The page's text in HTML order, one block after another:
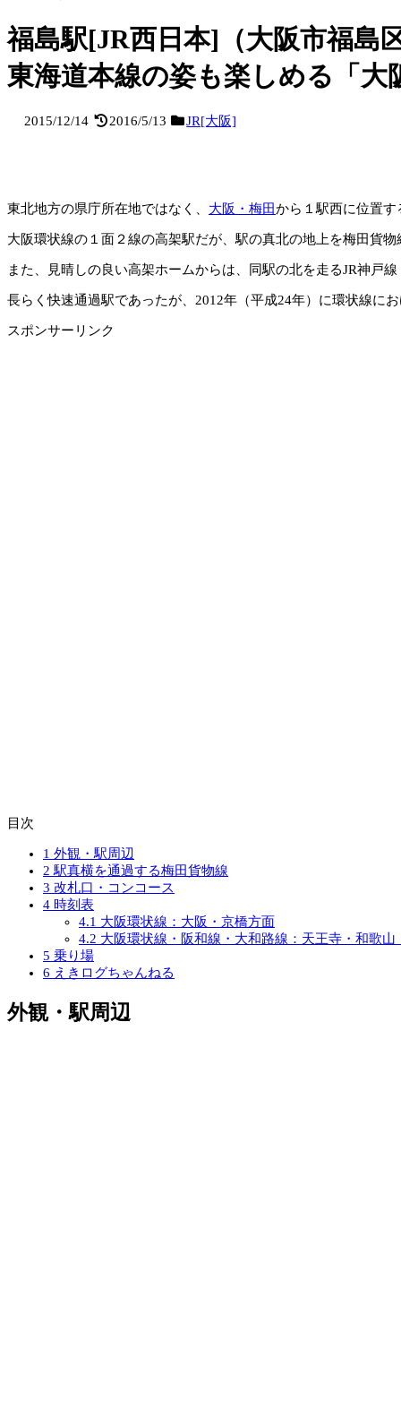
福島駅[JR西日本]（大阪市福島
東海道本線の姿も楽しめる「大
2015/12/14 2016/5/13 JR[大阪]
東北地方の県庁所在地ではなく、 大阪・梅田から１駅西に位置す
大阪環状線の１面２線の高架駅だが、駅の真北の地上を梅田貨
また、見晴しの良い高架ホームからは、同駅の北を走るJR神戸
長らく快速通過駅であったが、2012年（平成24年）に環状線に
スポンサーリンク
目次
1 外観・駅周辺
2 駅真横を通過する梅田貨物線
3 改札口・コンコース
4 時刻表
4.1 大阪環状線：大阪・京橋方面
4.2 大阪環状線・阪和線・大和路線：天王寺・和歌山
5 乗り場
6 えきログちゃんねる
外観・駅周辺